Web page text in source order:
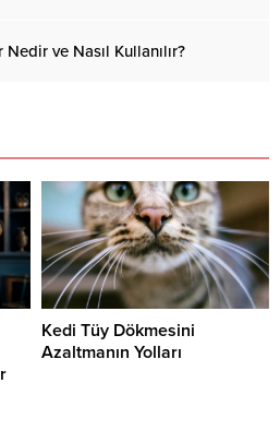
ve Nasıl Kullanılır?
Kedi Tüy Dökmesini
Azaltmanın Yolları